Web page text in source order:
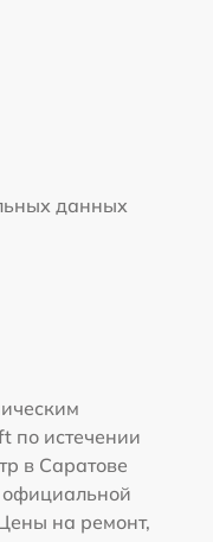
данных
по истечении
в Саратове
официальной
на ремонт,